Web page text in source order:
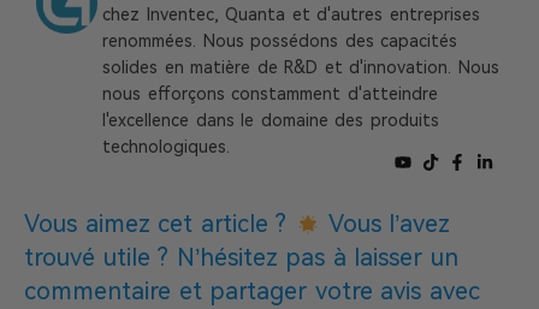
chez Inventec, Quanta et d'autres entreprises
renommées. Nous possédons des capacités
solides en matière de R&D et d'innovation. Nous
nous efforçons constamment d'atteindre
l'excellence dans le domaine des produits
technologiques.
Vous aimez cet article ?
Vous l’avez
trouvé utile ? N’hésitez pas à laisser un
commentaire et partager votre avis avec